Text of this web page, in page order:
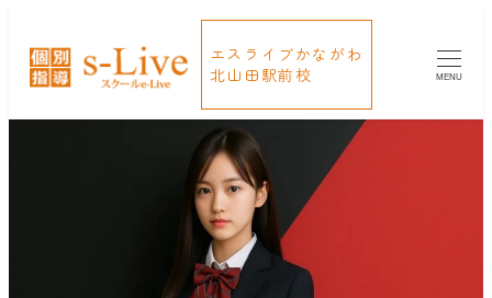
エスライブかながわ
北山田駅前校
MENU